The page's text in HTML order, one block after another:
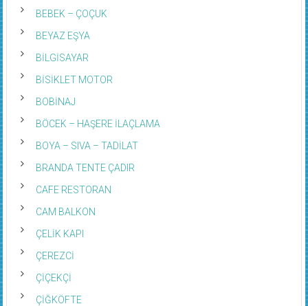
BEBEK – ÇOÇUK
BEYAZ EŞYA
BİLGİSAYAR
BİSİKLET MOTOR
BOBİNAJ
BÖCEK – HAŞERE İLAÇLAMA
BOYA – SIVA – TADİLAT
BRANDA TENTE ÇADIR
CAFE RESTORAN
CAM BALKON
ÇELİK KAPI
ÇEREZCİ
ÇİÇEKÇİ
ÇİĞKÖFTE